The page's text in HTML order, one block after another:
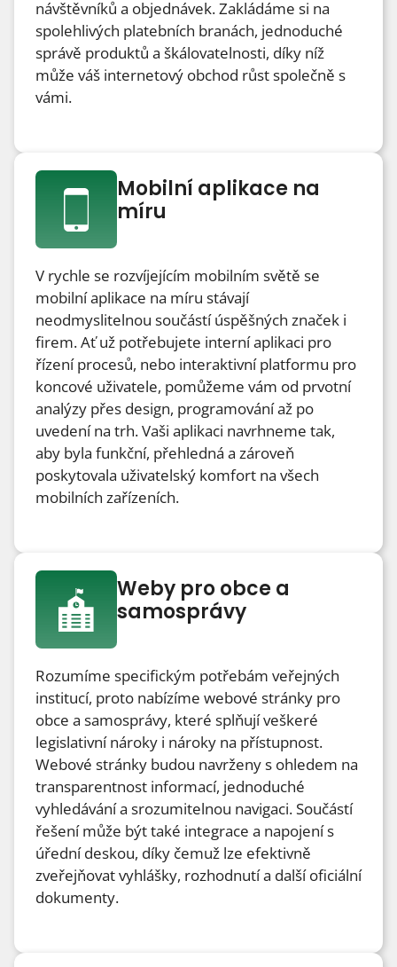
návštěvníků a objednávek. Zakládáme si na
spolehlivých platebních branách, jednoduché
správě produktů a škálovatelnosti, díky níž
může váš internetový obchod růst společně s
vámi.
Mobilní aplikace na
míru
V rychle se rozvíjejícím mobilním světě se
mobilní aplikace na míru stávají
neodmyslitelnou součástí úspěšných značek i
firem. Ať už potřebujete interní aplikaci pro
řízení procesů, nebo interaktivní platformu pro
koncové uživatele, pomůžeme vám od prvotní
analýzy přes design, programování až po
uvedení na trh. Vaši aplikaci navrhneme tak,
aby byla funkční, přehledná a zároveň
poskytovala uživatelský komfort na všech
mobilních zařízeních.
Weby pro obce a
samosprávy
Rozumíme specifickým potřebám veřejných
institucí, proto nabízíme webové stránky pro
obce a samosprávy, které splňují veškeré
legislativní nároky i nároky na přístupnost.
Webové stránky budou navrženy s ohledem na
transparentnost informací, jednoduché
vyhledávání a srozumitelnou navigaci. Součástí
řešení může být také integrace a napojení s
úřední deskou, díky čemuž lze efektivně
zveřejňovat vyhlášky, rozhodnutí a další oficiální
dokumenty.